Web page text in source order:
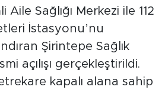
Aile Sağlığı Merkezi ile 112
İstasyonu’nu
Şirintepe Sağlık
açılışı gerçekleştirildi.
kapalı alana sahip